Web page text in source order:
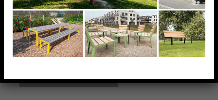
répond aux besoins des entreprises ou des
particuliers. D’une solidité à toute épreuve et
résistant à la corrosion, il est conçu pour durer
longtemps.